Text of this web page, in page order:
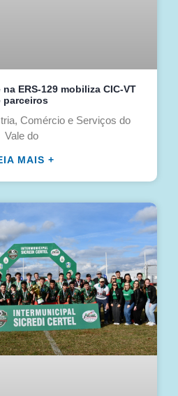
ERS-129 mobiliza CIC-VT
parceiros
Comércio e Serviços do
Vale do
MAIS +